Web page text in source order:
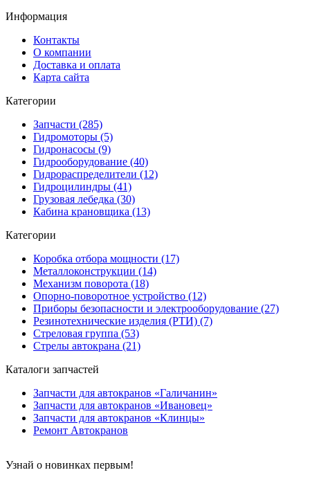
Информация
Контакты
О компании
Доставка и оплата
Карта сайта
Категории
Запчасти (285)
Гидромоторы (5)
Гидронасосы (9)
Гидрооборудование (40)
Гидрораспределители (12)
Гидроцилиндры (41)
Грузовая лебедка (30)
Кабина крановщика (13)
Категории
Коробка отбора мощности (17)
Металлоконструкции (14)
Механизм поворота (18)
Опорно-поворотное устройство (12)
Приборы безопасности и электрооборудование (27)
Резинотехнические изделия (РТИ) (7)
Стреловая группа (53)
Стрелы автокрана (21)
Каталоги запчастей
Запчасти для автокранов «Галичанин»
Запчасти для автокранов «Ивановец»
Запчасти для автокранов «Клинцы»
Ремонт Автокранов
Узнай о новинках первым!